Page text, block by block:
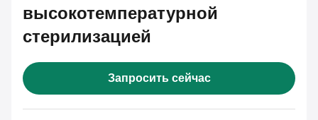
высокотемпературной
стерилизацией
Запросить сейчас